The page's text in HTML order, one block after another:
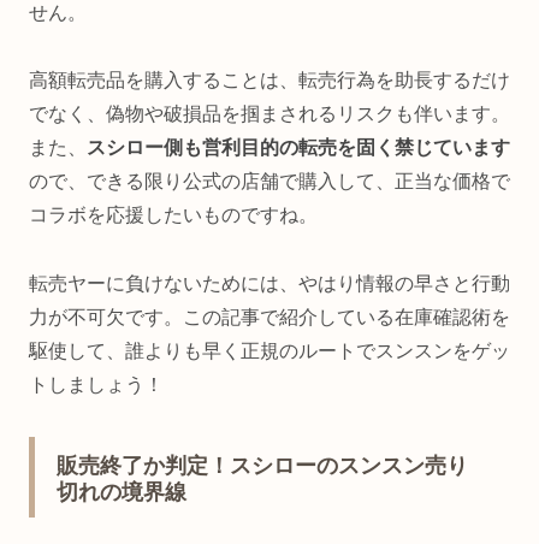
せん。
高額転売品を購入することは、転売行為を助長するだけ
でなく、偽物や破損品を掴まされるリスクも伴います。
また、 スシロー側も営利目的の転売を固く禁じています
ので、できる限り公式の店舗で購入して、正当な価格で
コラボを応援したいものですね。
転売ヤーに負けないためには、やはり情報の早さと行動
力が不可欠です。この記事で紹介している在庫確認術を
駆使して、誰よりも早く正規のルートでスンスンをゲッ
トしましょう！
販売終了か判定！スシローのスンスン売り
切れの境界線